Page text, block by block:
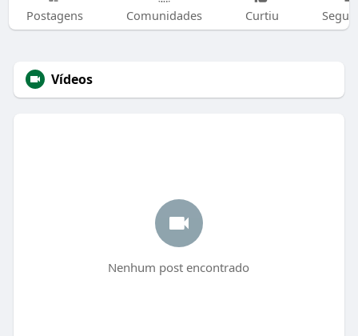
Postagens Comunidades Curtiu
Vídeos
Nenhum post encontrado